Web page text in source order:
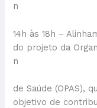
n
14h às 18h –
do projeto da
n
de Saúde (OPAS),
objetivo de